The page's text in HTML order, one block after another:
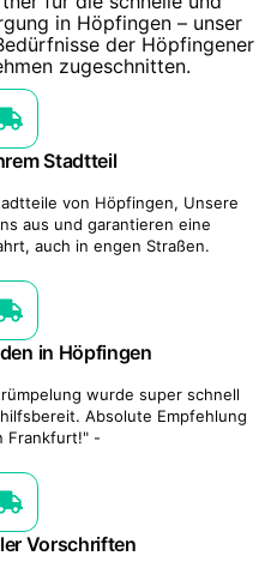
in Höpfingen – unser
der Höpfingener
zugeschnitten.
Stadtteil
von Höpfingen, Unsere
aus und garantieren eine
auch in engen Straßen.
in Höpfingen
wurde super schnell
Absolute Empfehlung
Frankfurt!" -
Vorschriften